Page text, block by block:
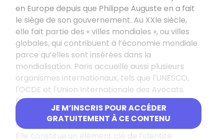
JE M’INSCRIS POUR ACCÉDER
GRATUITEMENT À CE CONTENU
en Europe depuis que Philippe Auguste en a fait
le siège de son gouvernement. Au XXIe siècle,
elle fait partie des « villes mondiales », ou villes
globales, qui contribuent à l’économie mondiale
parce qu’elles sont insérées dans la
mondialisation. Paris accueille aussi plusieurs
organismes internationaux, tels que l'UNESCO,
l'OCDE et l'Union Internationale des Avocats.
Pourtant, Paris par son histoire est liée à la
construction de l’État et de la nation française,
et son espace garde les traces de cette histoire.
Elle constitue un élément clé de l’identité